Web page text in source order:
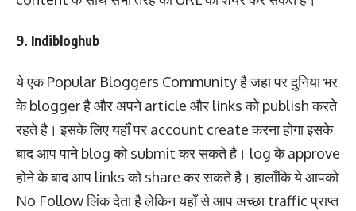
9. Indibloghub
ये एक Popular Bloggers Community है जहा पर दुनिया भर
के blogger है और अपने article और links को publish करते
रहते है। इसके लिए यहाँ पर account create करना होगा इसके
बाद आप पाने blog को submit कर सकते है। log के approve
होने के बाद आप links को share कर सकते है। हालाँकि ये आपको
No Follow लिंक देता है लेकिन यहाँ से आप अच्छा traffic प्राप्त